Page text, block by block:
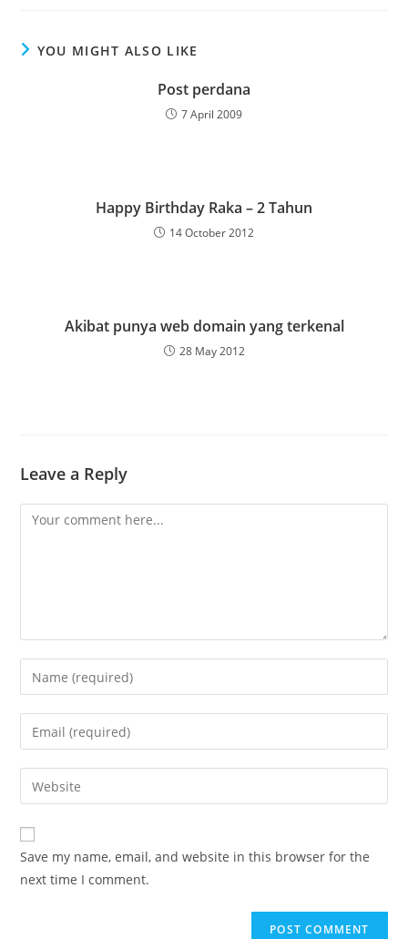
YOU MIGHT ALSO LIKE
Post perdana
7 April 2009
Happy Birthday Raka – 2 Tahun
14 October 2012
Akibat punya web domain yang terkenal
28 May 2012
Leave a Reply
Comment
Enter
your
name
comment
Enter
your
email
address
comment
Enter
your
website
URL
(optional)
Save my name, email, and website in this browser for the
next time I comment.